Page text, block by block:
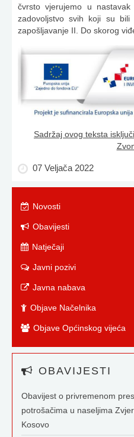
čvrsto vjerujemo u
zadovoljstvo svih koji su
zapošljavanje II. Do skorog
Sadržaj ovog teksta
07 Veljača 2022
Novosti
Obavijesti
Natječaji
Javni pozivi
Javna nabava
Objave Načelnika
Objave Općinskog vijeća
OBAVIJESTI
Obavijest o privremenom
potrošačima u naseljima
Kosovo